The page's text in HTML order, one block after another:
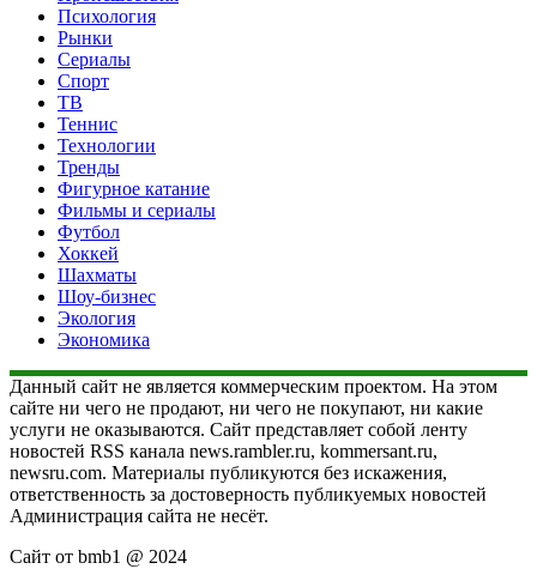
Психология
Рынки
Сериалы
Спорт
ТВ
Теннис
Технологии
Тренды
Фигурное катание
Фильмы и сериалы
Футбол
Хоккей
Шахматы
Шоу-бизнес
Экология
Экономика
Данный сайт не является коммерческим проектом. На этом
сайте ни чего не продают, ни чего не покупают, ни какие
услуги не оказываются. Сайт представляет собой ленту
новостей RSS канала news.rambler.ru, kommersant.ru,
newsru.com. Материалы публикуются без искажения,
ответственность за достоверность публикуемых новостей
Администрация сайта не несёт.
Сайт от bmb1 @ 2024